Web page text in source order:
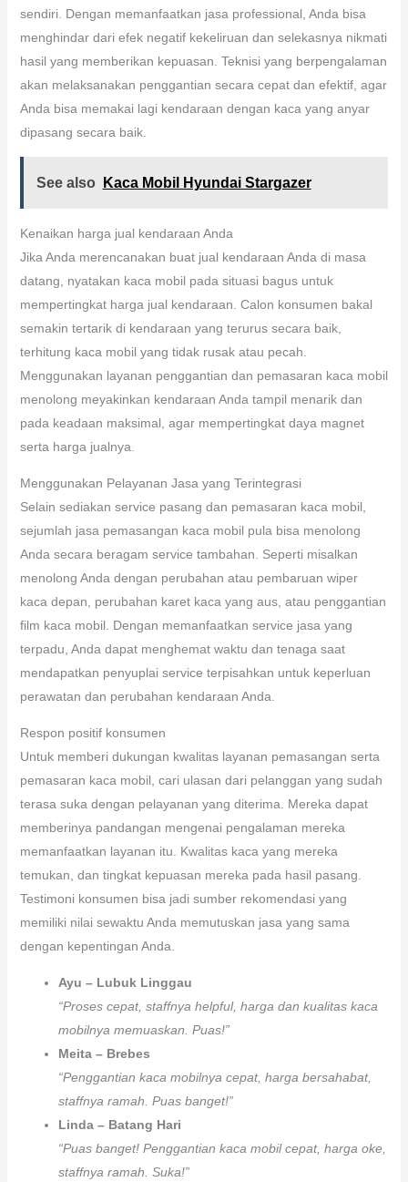
sendiri. Dengan memanfaatkan jasa professional, Anda bisa
menghindar dari efek negatif kekeliruan dan selekasnya nikmati
hasil yang memberikan kepuasan. Teknisi yang berpengalaman
akan melaksanakan penggantian secara cepat dan efektif, agar
Anda bisa memakai lagi kendaraan dengan kaca yang anyar
dipasang secara baik.
See also Kaca Mobil Hyundai Stargazer
Kenaikan harga jual kendaraan Anda
Jika Anda merencanakan buat jual kendaraan Anda di masa
datang, nyatakan kaca mobil pada situasi bagus untuk
mempertingkat harga jual kendaraan. Calon konsumen bakal
semakin tertarik di kendaraan yang terurus secara baik,
terhitung kaca mobil yang tidak rusak atau pecah.
Menggunakan layanan penggantian dan pemasaran kaca mobil
menolong meyakinkan kendaraan Anda tampil menarik dan
pada keadaan maksimal, agar mempertingkat daya magnet
serta harga jualnya.
Menggunakan Pelayanan Jasa yang Terintegrasi
Selain sediakan service pasang dan pemasaran kaca mobil,
sejumlah jasa pemasangan kaca mobil pula bisa menolong
Anda secara beragam service tambahan. Seperti misalkan
menolong Anda dengan perubahan atau pembaruan wiper
kaca depan, perubahan karet kaca yang aus, atau penggantian
film kaca mobil. Dengan memanfaatkan service jasa yang
terpadu, Anda dapat menghemat waktu dan tenaga saat
mendapatkan penyuplai service terpisahkan untuk keperluan
perawatan dan perubahan kendaraan Anda.
Respon positif konsumen
Untuk memberi dukungan kwalitas layanan pemasangan serta
pemasaran kaca mobil, cari ulasan dari pelanggan yang sudah
terasa suka dengan pelayanan yang diterima. Mereka dapat
memberinya pandangan mengenai pengalaman mereka
memanfaatkan layanan itu. Kwalitas kaca yang mereka
temukan, dan tingkat kepuasan mereka pada hasil pasang.
Testimoni konsumen bisa jadi sumber rekomendasi yang
memiliki nilai sewaktu Anda memutuskan jasa yang sama
dengan kepentingan Anda.
Ayu – Lubuk Linggau
“Proses cepat, staffnya helpful, harga dan kualitas kaca
mobilnya memuaskan. Puas!”
Meita – Brebes
“Penggantian kaca mobilnya cepat, harga bersahabat,
staffnya ramah. Puas banget!”
Linda – Batang Hari
“Puas banget! Penggantian kaca mobil cepat, harga oke,
staffnya ramah. Suka!”